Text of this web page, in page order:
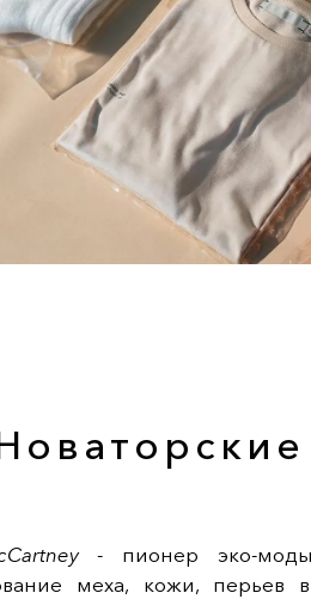
- пионер эко-
меха, кожи, перьев